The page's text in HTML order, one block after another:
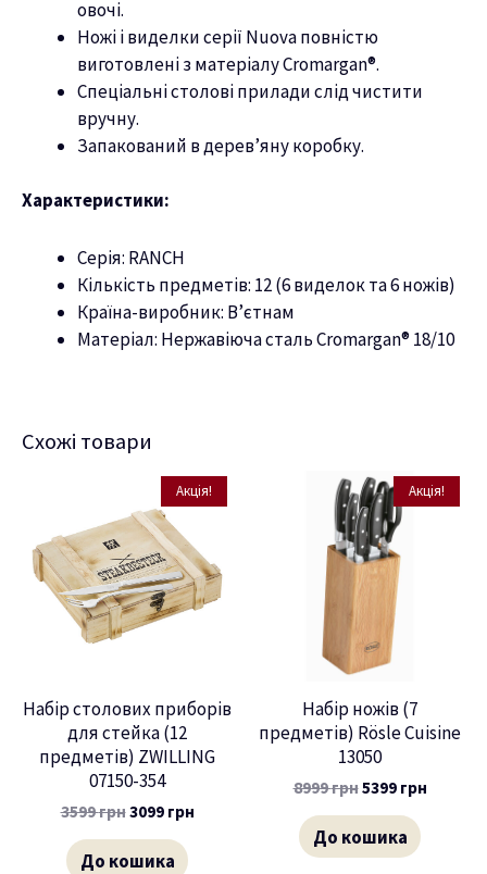
овочі.
Ножі і виделки серії Nuova повністю
виготовлені з матеріалу Cromargan®.
Спеціальні столові прилади слід чистити
вручну.
Запакований в дерев’яну коробку.
Характеристики:
Серія: RANCH
Кількість предметів: 12 (6 виделок та 6 ножів)
Країна-виробник: В’єтнам
Матеріал: Нержавіюча сталь Cromargan® 18/10
Схожі товари
Акція!
Набір столових приборів
для стейка (12
предметів) ZWILLING
07150-354
3599грн3099 грн
До кошика
Акція!
Набір ножів (7
предметів) Rösle Cuisine
13050
8999грн5399 грн
До кошика